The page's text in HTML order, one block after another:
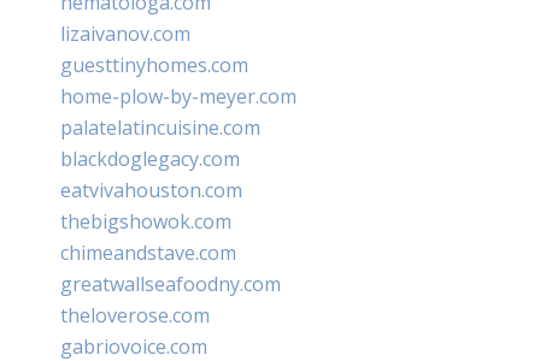
lizaivanov.com
guesttinyhomes.com
home-plow-by-meyer.com
palatelatincuisine.com
blackdoglegacy.com
eatvivahouston.com
thebigshowok.com
chimeandstave.com
greatwallseafoodny.com
theloverose.com
gabriovoice.com